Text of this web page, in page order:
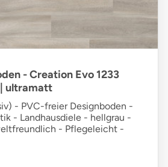
- Creation Evo 1233
ultramatt
- PVC-freier Designboden -
- Landhausdiele - hellgrau -
- Pflegeleicht -